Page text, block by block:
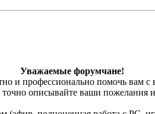
Уважаемые форумчане!
и профессионально помочь вам с
описывайте ваши пожелания и